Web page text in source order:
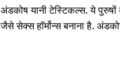
अंडकोष यानी टेस्टिकल्स. ये पुरुषों
जैसे सेक्स हॉर्मोन्स बनाना है.